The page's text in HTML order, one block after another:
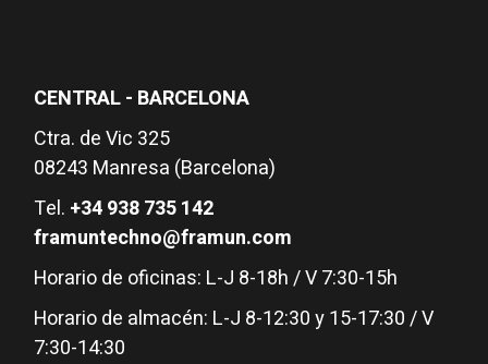
CENTRAL - BARCELONA
Ctra. de Vic 325
08243 Manresa (Barcelona)
Tel. +34 938 735 142
framuntechno@framun.com
Horario de oficinas: L-J 8-18h / V 7:30-15h
Horario de almacén: L-J 8-12:30 y 15-17:30 / V
7:30-14:30